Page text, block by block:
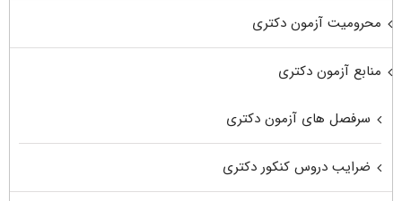
محرومیت آزمون دکتری
منابع آزمون دکتری
سرفصل های آزمون دکتری
ضرایب دروس کنکور دکتری